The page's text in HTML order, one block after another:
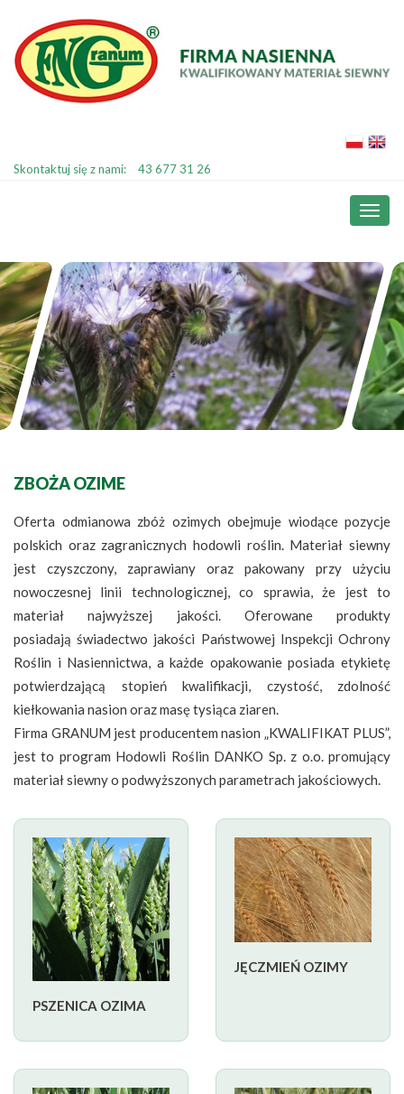
Skontaktuj się z nami: 43 677 31 26
ZBOŻA OZIME
Oferta odmianowa zbóż ozimych obejmuje wiodące pozycje
polskich oraz zagranicznych hodowli roślin. Materiał siewny
jest czyszczony, zaprawiany oraz pakowany przy użyciu
nowoczesnej linii technologicznej, co sprawia, że jest to
materiał najwyższej jakości. Oferowane produkty
posiadają świadectwo jakości Państwowej Inspekcji Ochrony
Roślin i Nasiennictwa, a każde opakowanie posiada etykietę
potwierdzającą stopień kwalifikacji, czystość, zdolność
kiełkowania nasion oraz masę tysiąca ziaren.
Firma GRANUM jest producentem nasion „KWALIFIKAT PLUS”,
jest to program Hodowli Roślin DANKO Sp. z o.o. promujący
materiał siewny o podwyższonych parametrach jakościowych.
PSZENICA OZIMA
JĘCZMIEŃ OZIMY